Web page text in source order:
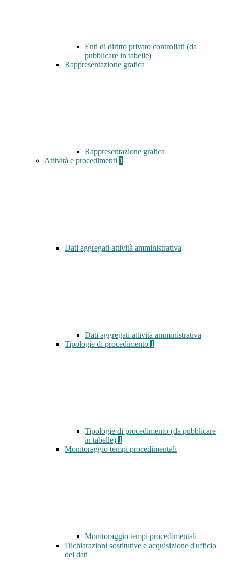
Enti di diritto privato controllati (da
pubblicare in tabelle)
Rappresentazione grafica
Rappresentazione grafica
Attività e procedimenti 1
Dati aggregati attività amministrativa
Dati aggregati attività amministrativa
Tipologie di procedimento 1
Tipologie di procedimento (da pubblicare
in tabelle) 1
Monitoraggio tempi procedimentali
Monitoraggio tempi procedimentali
Dichiarazioni sostitutive e acquisizione d'ufficio
dei dati